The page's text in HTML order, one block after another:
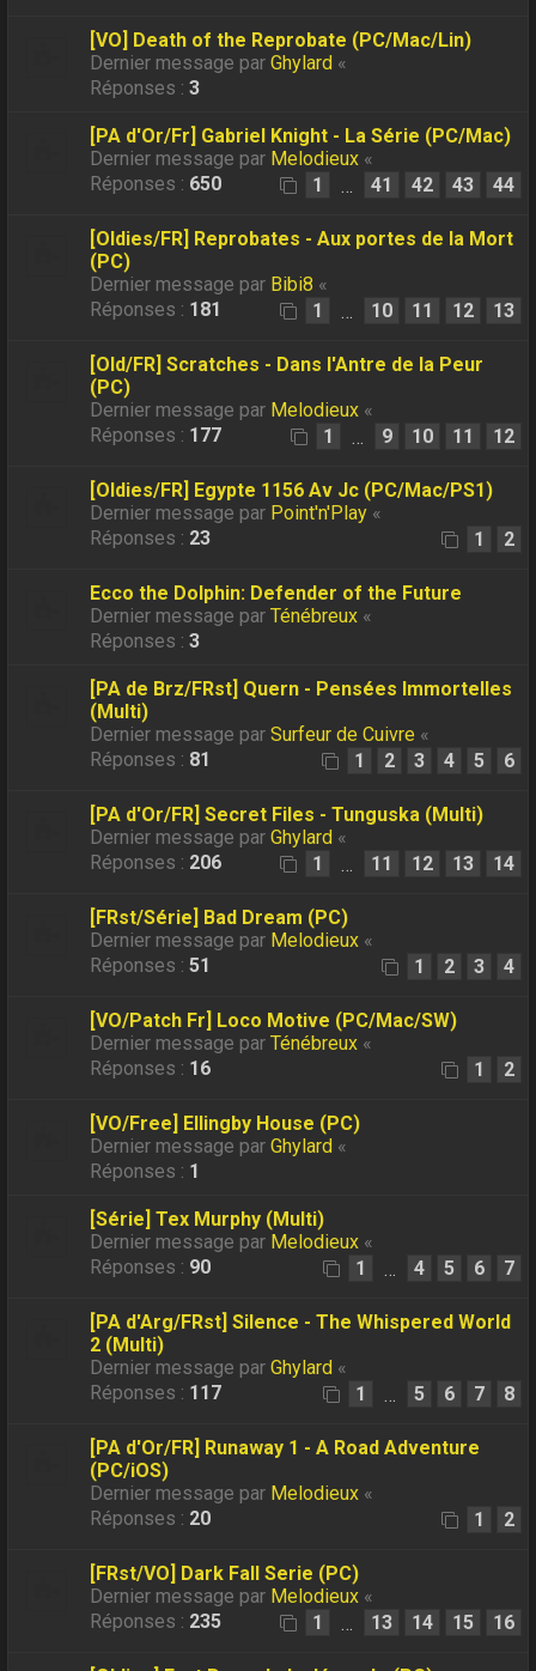
[VO] Death of the Reprobate (PC/Mac/Lin)
Dernier message parGhylard «
Réponses :3
[PA d'Or/Fr] Gabriel Knight - La Série (PC/Mac)
Dernier message par Melodieux «
Réponses : 650 1 … 41 42 43 44
[Oldies/FR] Reprobates - Aux portes de la Mort
(PC)
Dernier message par Bibi8 «
Réponses : 181 1 … 10 11 12 13
[Old/FR] Scratches - Dans l'Antre de la Peur
(PC)
Dernier message par Melodieux «
Réponses : 177 1 … 9 10 11 12
[Oldies/FR] Egypte 1156 Av Jc (PC/Mac/PS1)
Dernier message par Point'n'Play «
Réponses : 23 1 2
Ecco the Dolphin: Defender of the Future
Dernier message parTénébreux «
Réponses :3
[PA de Brz/FRst] Quern - Pensées Immortelles
(Multi)
Dernier message parSurfeur de Cuivre «
Réponses : 81 1 2 3 4 5 6
[PA d'Or/FR] Secret Files - Tunguska (Multi)
Dernier message parGhylard «
Réponses : 206 1 … 11 12 13 14
[FRst/Série] Bad Dream (PC)
Dernier message par Melodieux «
Réponses :51 1 2 3 4
[VO/Patch Fr] Loco Motive (PC/Mac/SW)
Dernier message parTénébreux «
Réponses : 16 1 2
[VO/Free] Ellingby House (PC)
Dernier message parGhylard «
Réponses : 1
[Série] Tex Murphy (Multi)
Dernier message par Melodieux «
Réponses : 90 1 … 4 5 6 7
[PA d'Arg/FRst] Silence - The Whispered World
2 (Multi)
Dernier message parGhylard «
Réponses : 117 1 … 5 6 7 8
[PA d'Or/FR] Runaway 1 - A Road Adventure
(PC/iOS)
Dernier message par Melodieux «
Réponses : 20 1 2
[FRst/VO] Dark Fall Serie (PC)
Dernier message par Melodieux «
Réponses : 235 1 … 13 14 15 16